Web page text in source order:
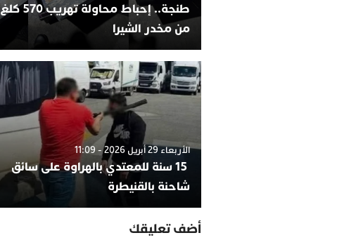
طنجة.. إحباط محاولة تهريب 570 كلغ
من مخدر الشيرا
الأربعاء 29 أبريل 2026 - 11:09
15 سنة للمعتدي بالهراوة على سائق
شاحنة بالقنيطرة
أضف تعليقك